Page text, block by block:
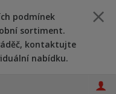
podmínek
sortiment.
kontaktujte
nabídku.